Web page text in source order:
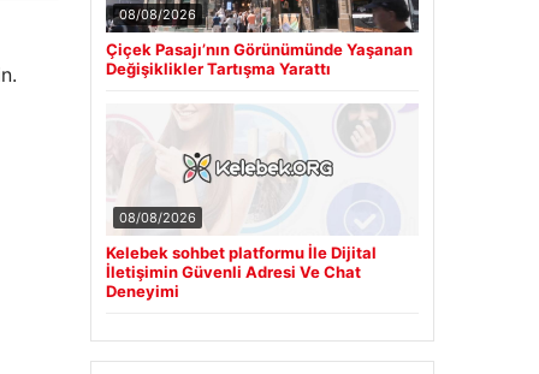
08/08/2026
Çiçek Pasajı’nın Görünümünde Yaşanan
Değişiklikler Tartışma Yarattı
08/08/2026
Kelebek sohbet platformu İle Dijital
İletişimin Güvenli Adresi Ve Chat
Deneyimi